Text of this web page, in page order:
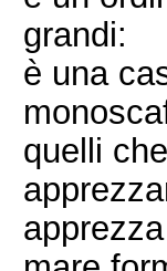
grandi:
è una
quelli